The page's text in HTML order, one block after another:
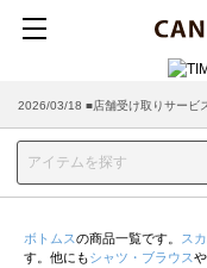
2026/03/18 ■店舗受け取りサービ
ボトムスの商品一覧です。 ス
す。他にもシャツ・ブラウスや